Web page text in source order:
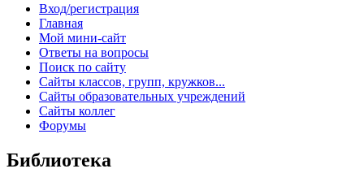
Вход/регистрация
Главная
Мой мини-сайт
Ответы на вопросы
Поиск по сайту
Сайты классов, групп, кружков...
Сайты образовательных учреждений
Сайты коллег
Форумы
Библиотека